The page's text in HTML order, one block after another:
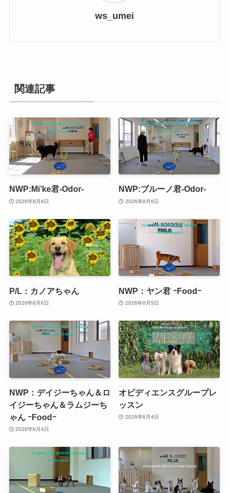
ws_umei
関連記事
NWP:Mi’ke君-Odor-
2026年8月6日
NWP:ブルーノ君-Odor-
2026年8月6日
P/L：カノアちゃん
2026年8月6日
NWP：ヤン君 ｰFoodｰ
2026年8月5日
NWP：デイジーちゃん＆ロ
イジーちゃん＆ラムジーち
ゃん ｰFoodｰ
2026年8月4日
オビディエンスグループレ
ッスン
2026年8月4日